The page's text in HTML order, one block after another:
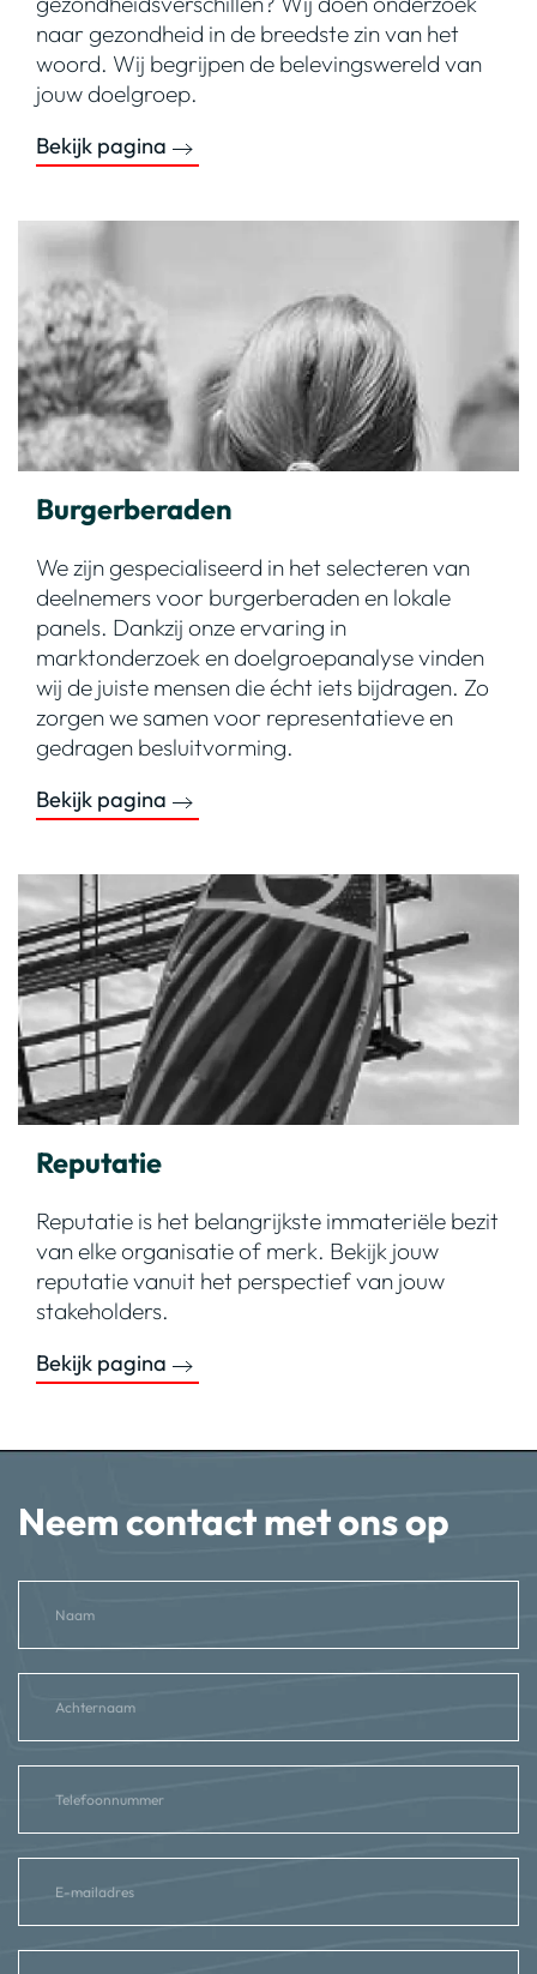
naar gezondheid in de breedste zin van het
woord. Wij begrijpen de belevingswereld van
jouw doelgroep.
Bekijk pagina
Burgerberaden
We zijn gespecialiseerd in het selecteren van
deelnemers voor burgerberaden en lokale
panels. Dankzij onze ervaring in
marktonderzoek en doelgroepanalyse vinden
wij de juiste mensen die écht iets bijdragen. Zo
zorgen we samen voor representatieve en
gedragen besluitvorming.
Bekijk pagina
Reputatie
Reputatie is het belangrijkste immateriële bezit
van elke organisatie of merk. Bekijk jouw
reputatie vanuit het perspectief van jouw
stakeholders.
Bekijk pagina
Neem contact met ons op